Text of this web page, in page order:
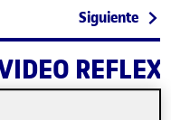
SA y reflexionamos
Siguiente: